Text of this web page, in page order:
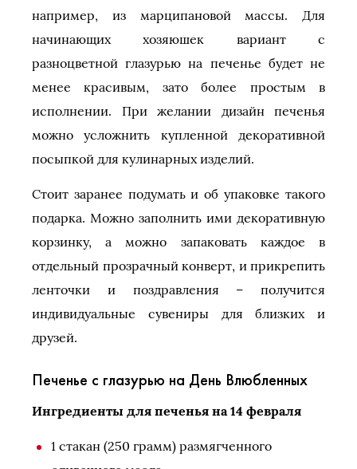
например, из марципановой массы. Для
начинающих хозяюшек вариант с
разноцветной глазурью на печенье будет не
менее красивым, зато более простым в
исполнении. При желании дизайн печенья
можно усложнить купленной декоративной
посыпкой для кулинарных изделий.
Стоит заранее подумать и об упаковке такого
подарка. Можно заполнить ими декоративную
корзинку, а можно запаковать каждое в
отдельный прозрачный конверт, и прикрепить
ленточки и поздравления – получится
индивидуальные сувениры для близких и
друзей.
Печенье с глазурью на День Влюбленных
Ингредиенты для печенья на 14 февраля
1 стакан (250 грамм) размягченного